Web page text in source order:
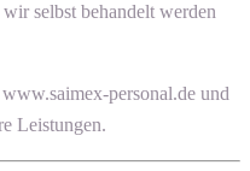
selbst behandelt werden
personal.de und
Leistungen.